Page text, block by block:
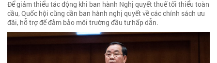
Để giảm thiểu tác động khi ban hành Nghị quyết thuế tối thiểu toàn
cầu, Quốc hội cũng cần ban hành nghị quyết về các chính sách ưu
đãi, hỗ trợ để đảm bảo môi trường đầu tư hấp dẫn.